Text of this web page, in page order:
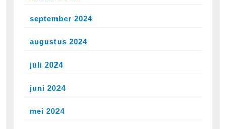
september 2024
augustus 2024
juli 2024
juni 2024
mei 2024